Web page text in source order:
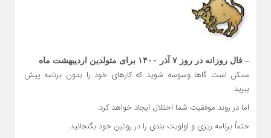
– فال روزانه در روز ۷ آذر ۱۴۰۰ برای متولدین اردیبهشت ماه
ممکن است گاها وسوسه شوید که کارهای خود را بدون برنامه پیش
ببرید.
اما در روند موفقیت شما اختلال ایجاد خواهد کرد.
حتماً برنامه ریزی و اولویت بندی را در روتین خود بگنجانید.